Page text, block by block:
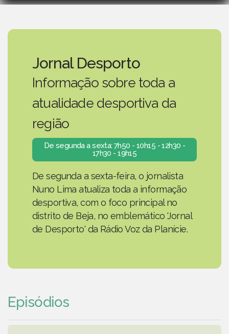
Jornal Desporto
Informação sobre toda a
atualidade desportiva da
região
De segunda a sexta: 7h50 - 10h15 - 12h30 -
17h30 - 19h15
De segunda a sexta-feira, o jornalista
Nuno Lima atualiza toda a informação
desportiva, com o foco principal no
distrito de Beja, no emblemático 'Jornal
de Desporto' da Rádio Voz da Planície.
Episódios